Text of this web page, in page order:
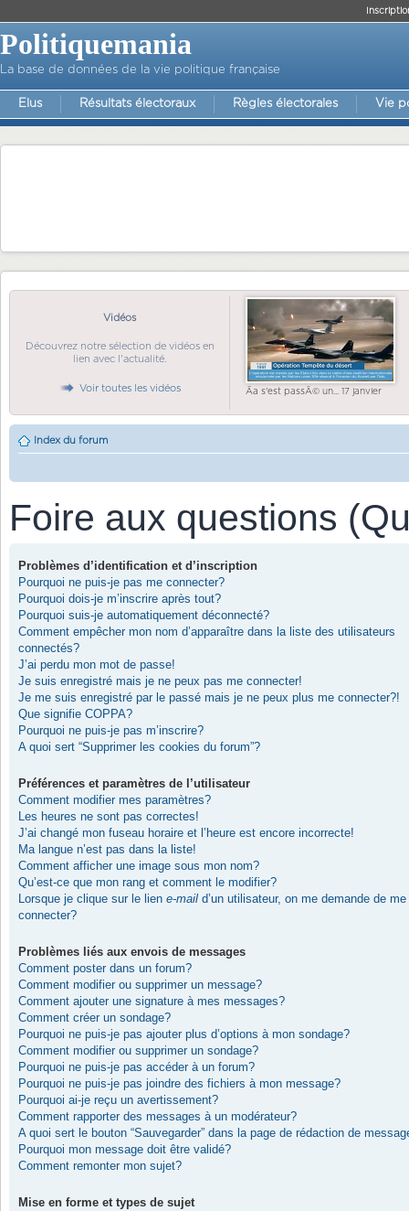
Politiquemania
La base de données de la vie politique française
Elus Résultats électoraux Règles électorales Vie
Vidéos
Découvrez notre sélection de vidéos en
lien avec l'actualité.
Voir toutes les vidéos Ãa s'est passÃ© un... 17 janvier
Index du forum
Foire aux questions
Problèmes d’identification et d’inscription
Pourquoi ne puis-je pas me connecter?
Pourquoi dois-je m’inscrire après tout?
Pourquoi suis-je automatiquement déconnecté?
Comment empêcher mon nom d’apparaître dans la liste des utilisateurs
connectés?
J’ai perdu mon mot de passe!
Je suis enregistré mais je ne peux pas me connecter!
Je me suis enregistré par le passé mais je ne peux plus me connecter?!
Que signifie COPPA?
Pourquoi ne puis-je pas m’inscrire?
A quoi sert “Supprimer les cookies du forum”?
Préférences et paramètres de l’utilisateur
Comment modifier mes paramètres?
Les heures ne sont pas correctes!
J’ai changé mon fuseau horaire et l’heure est encore incorrecte!
Ma langue n’est pas dans la liste!
Comment afficher une image sous mon nom?
Qu’est-ce que mon rang et comment le modifier?
Lorsque je clique sur le lien e-mail d’un utilisateur, on me demande de me
connecter?
Problèmes liés aux envois de messages
Comment poster dans un forum?
Comment modifier ou supprimer un message?
Comment ajouter une signature à mes messages?
Comment créer un sondage?
Pourquoi ne puis-je pas ajouter plus d’options à mon sondage?
Comment modifier ou supprimer un sondage?
Pourquoi ne puis-je pas accéder à un forum?
Pourquoi ne puis-je pas joindre des fichiers à mon message?
Pourquoi ai-je reçu un avertissement?
Comment rapporter des messages à un modérateur?
A quoi sert le bouton “Sauvegarder” dans la page de rédaction de
Pourquoi mon message doit être validé?
Comment remonter mon sujet?
Mise en forme et types de sujet